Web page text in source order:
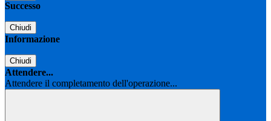
Successo
Chiudi
Informazione
Chiudi
Attendere...
Attendere il completamento dell'operazione...